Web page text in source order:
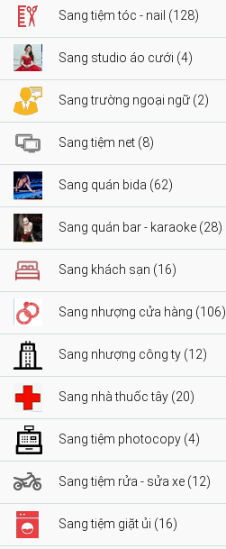
Sang tiệm tóc - nail (128)
Sang studio áo cưới (4)
Sang trường ngoại ngữ (2)
Sang tiệm net (8)
Sang quán bida (62)
Sang quán bar - karaoke (28)
Sang khách sạn (16)
Sang nhượng cửa hàng (106)
Sang nhượng công ty (12)
Sang nhà thuốc tây (20)
Sang tiệm photocopy (4)
Sang tiệm rửa - sửa xe (12)
Sang tiệm giặt ủi (16)